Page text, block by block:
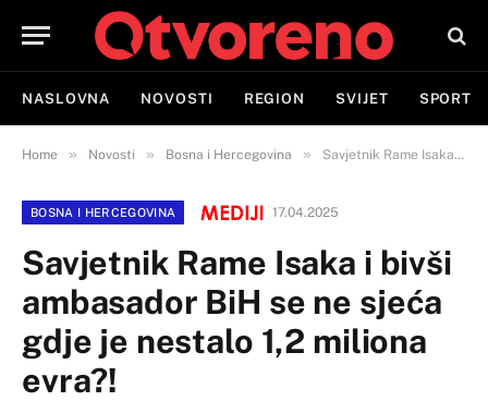
NASLOVNA NOVOSTI REGION SVIJET SPORT
Home » Novosti » Bosna i Hercegovina » Savjetnik Rame Isaka i bivši ambasador BiH se ne sjeća gdje je nestalo 1,2 miliona evra?!
BOSNA I HERCEGOVINA 17.04.2025
Savjetnik Rame Isaka i bivši
ambasador BiH se ne sjeća
gdje je nestalo 1,2 miliona
evra?!